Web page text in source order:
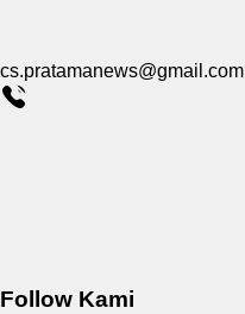
cs.pratamanews@gmail.com
Follow Kami